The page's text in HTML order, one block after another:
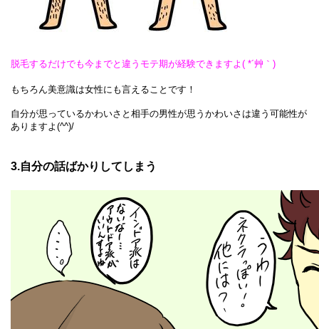
脱毛するだけでも今までと違うモテ期が経験できますよ( *´艸｀)
もちろん美意識は女性にも言えることです！
自分が思っているかわいさと相手の男性が思うかわいさは違う可能性が
ありますよ(^^)/
3.自分の話ばかりしてしまう